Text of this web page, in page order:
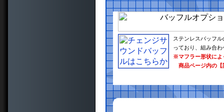
ステンレスバッフ
っており、組み合
※マフラー形状によ
商品ページ内の【